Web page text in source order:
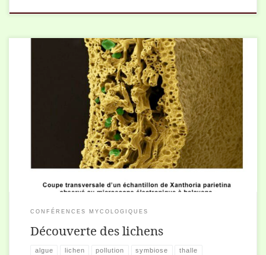
Les lichens sont des êtres vivants constitués d'une algue et d'un
champignon. Cette symbiose entre deux être vivants permet une
multitude d'espèces, de formes, de variétés de lichens.
CONFÉRENCES MYCOLOGIQUES
Découverte des lichens
algue lichen pollution symbiose thalle